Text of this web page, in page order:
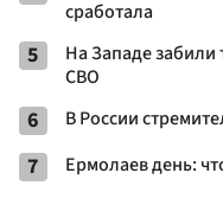
сработала
5
На Западе забили
СВО
6 В России
7 Ермолаев день: